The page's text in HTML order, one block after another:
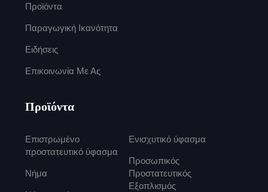
Προϊόντα
Παραγωγική Ικανότητα
Ειδήσεις
Επικοινωνία Με Ας
Προϊόντα
Επιστρωμένο
προστατευτικό ύφασμα
Νήμα
Ενισχυτικό ύφασμα
Προσωπικός
Προστατευτικός
Εξοπλισμός